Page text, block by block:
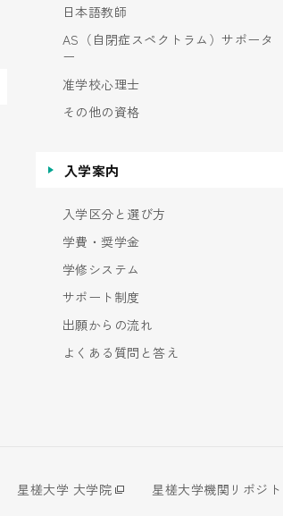
日本語教師
AS（自閉症スペクトラム）サポータ
ー
准学校心理士
その他の資格
入学案内
入学区分と選び方
学費・奨学金
学修システム
サポート制度
出願からの流れ
よくある質問と答え
星槎大学 大学院
星槎大学機関リポジト